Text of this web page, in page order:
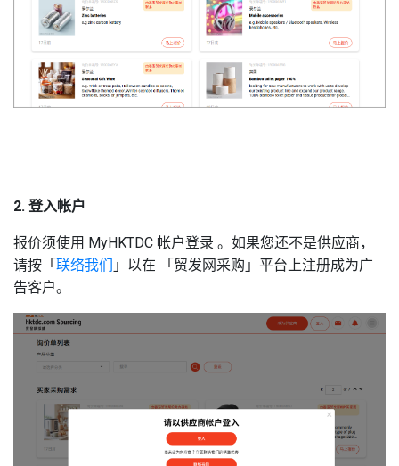
2. 登入帐户
报价须使用 MyHKTDC 帐户登录 。如果您还不是供应商，
请按「联络我们 」以在 「贸发网采购」平台上注册成为广
告客户。